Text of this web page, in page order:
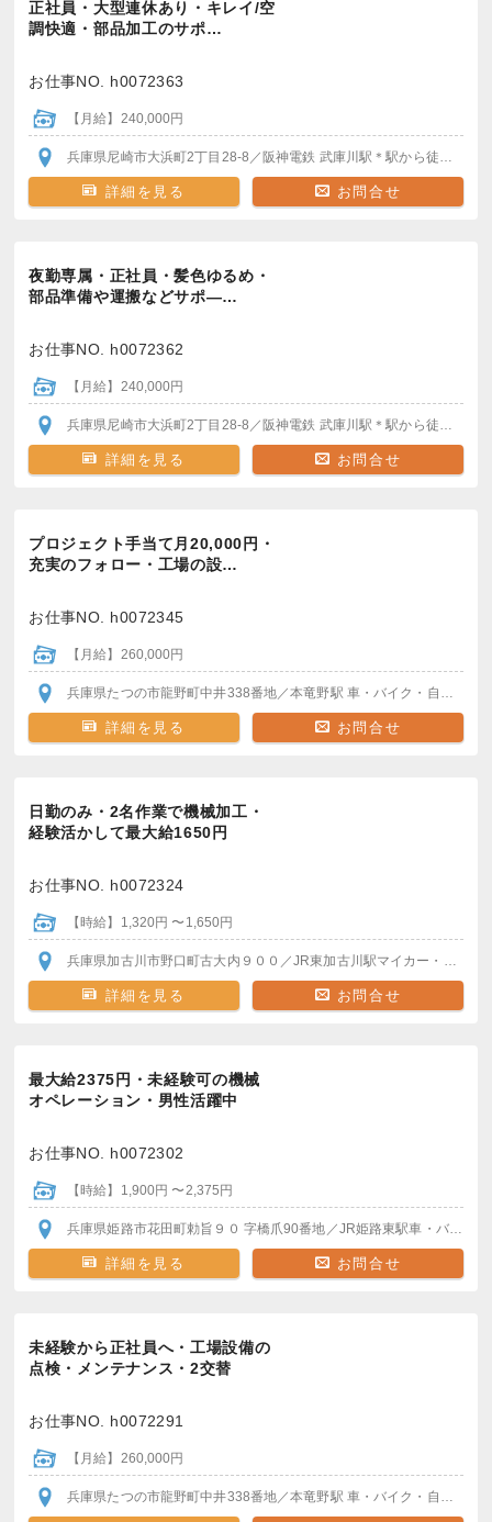
正社員・大型連休あり・キレイ/空
調快適・部品加工のサポ…
お仕事NO. h0072363
【月給】240,000円
兵庫県尼崎市大浜町2丁目28-8 ／阪神電鉄 武庫川駅 ＊駅から徒歩30分
詳細を見る お問合せ
夜勤専属・正社員・髪色ゆるめ・
部品準備や運搬などサポ―…
お仕事NO. h0072362
【月給】240,000円
兵庫県尼崎市大浜町2丁目28-8 ／阪神電鉄 武庫川駅 ＊駅から徒歩30分
詳細を見る お問合せ
プロジェクト手当て月20,000円・
充実のフォロー・工場の設…
お仕事NO. h0072345
【月給】260,000円
兵庫県たつの市龍野町中井338番地／本竜野駅 車・バイク・自転車通勤OK
詳細を見る お問合せ
日勤のみ・2名作業で機械加工・
経験活かして最大給1650円
お仕事NO. h0072324
【時給】1,320円 〜1,650円
兵庫県加古川市野口町古大内９００ ／JR東加古川駅マイカー・バイク通勤OK
詳細を見る お問合せ
最大給2375円・未経験可の機械
オペレーション・男性活躍中
お仕事NO. h0072302
【時給】1,900円 〜2,375円
兵庫県姫路市花田町勅旨９０ 字橋爪90番地 ／JR姫路東駅車・バイク・自転車通勤OK
詳細を見る お問合せ
未経験から正社員へ・工場設備の
点検・メンテナンス・2交替
お仕事NO. h0072291
【月給】260,000円
兵庫県たつの市龍野町中井338番地／本竜野駅 車・バイク・自転車通勤OK